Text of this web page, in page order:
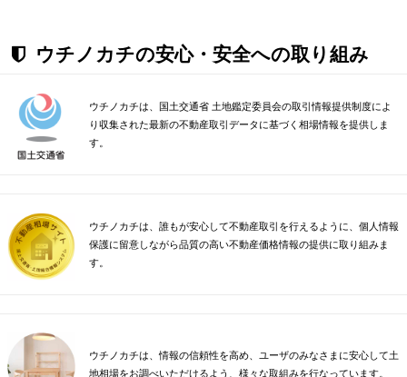
ウチノカチの安心・安全への取り組み
ウチノカチは、国土交通省 土地鑑定委員会の取引情報提供制度によ
り収集された最新の不動産取引データに基づく相場情報を提供しま
す。
ウチノカチは、誰もが安心して不動産取引を行えるように、個人情報
保護に留意しながら品質の高い不動産価格情報の提供に取り組みま
す。
ウチノカチは、情報の信頼性を高め、ユーザのみなさまに安心して土
地相場をお調べいただけるよう、様々な取組みを行なっています。